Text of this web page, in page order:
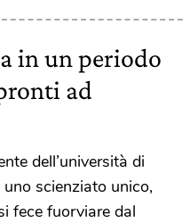
in un periodo
ad
dell’università di
scienziato unico,
fece fuorviare dal